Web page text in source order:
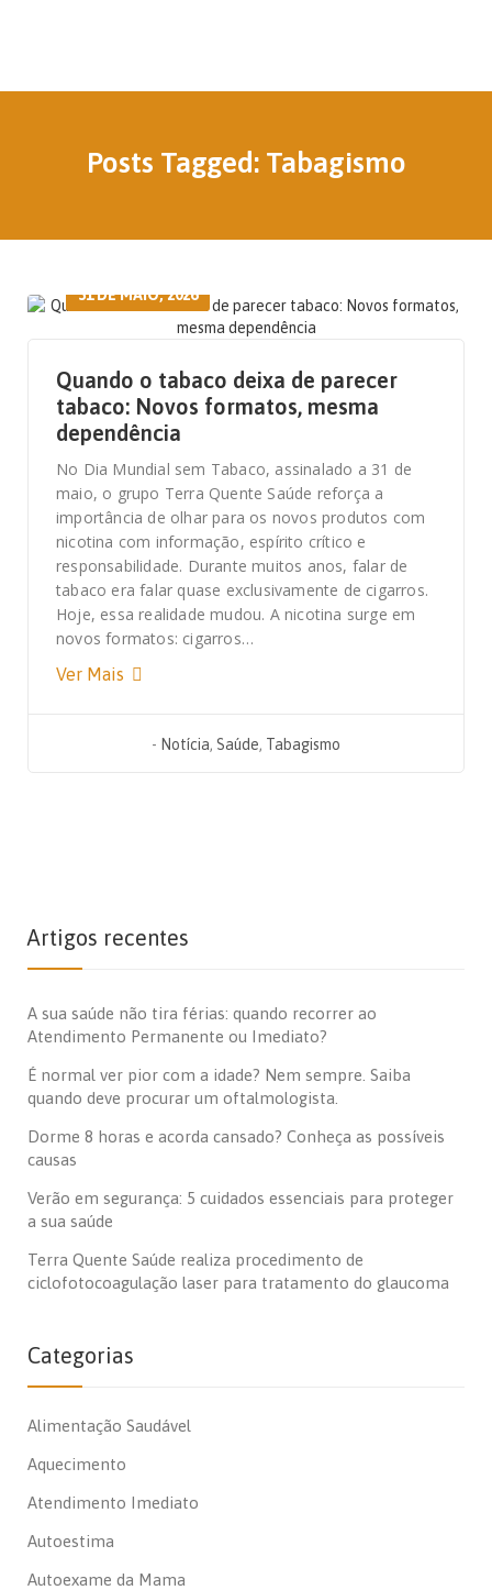
Posts Tagged: Tabagismo
31 DE MAIO, 2026
Quando o tabaco deixa de parecer
tabaco: Novos formatos, mesma
dependência
No Dia Mundial sem Tabaco, assinalado a 31 de
maio, o grupo Terra Quente Saúde reforça a
importância de olhar para os novos produtos com
nicotina com informação, espírito crítico e
responsabilidade. Durante muitos anos, falar de
tabaco era falar quase exclusivamente de cigarros.
Hoje, essa realidade mudou. A nicotina surge em
novos formatos: cigarros…
Ver Mais
- Notícia, Saúde, Tabagismo
Artigos recentes
A sua saúde não tira férias: quando recorrer ao
Atendimento Permanente ou Imediato?
É normal ver pior com a idade? Nem sempre. Saiba
quando deve procurar um oftalmologista.
Dorme 8 horas e acorda cansado? Conheça as possíveis
causas
Verão em segurança: 5 cuidados essenciais para proteger
a sua saúde
Terra Quente Saúde realiza procedimento de
ciclofotocoagulação laser para tratamento do glaucoma
Categorias
Alimentação Saudável
Aquecimento
Atendimento Imediato
Autoestima
Autoexame da Mama